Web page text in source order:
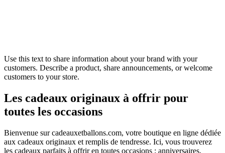
Use this text to share information about your brand with your
customers. Describe a product, share announcements, or welcome
customers to your store.
Les cadeaux originaux à offrir pour
toutes les occasions
Bienvenue sur cadeauxetballons.com, votre boutique en ligne dédiée
aux cadeaux originaux et remplis de tendresse. Ici, vous trouverez
les cadeaux parfaits à offrir en toutes occasions : anniversaires,